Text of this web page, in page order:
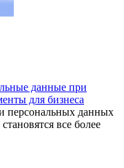
данные при
для бизнеса
персональных данных
все более